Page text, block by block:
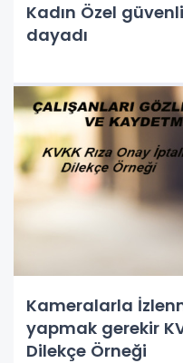
Kadın Özel
dayadı
Kameralarla
yapmak gerekir KVKK Rıza Onay İptali
Dilekçe Örneği